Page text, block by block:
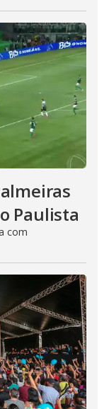
Paulista
com